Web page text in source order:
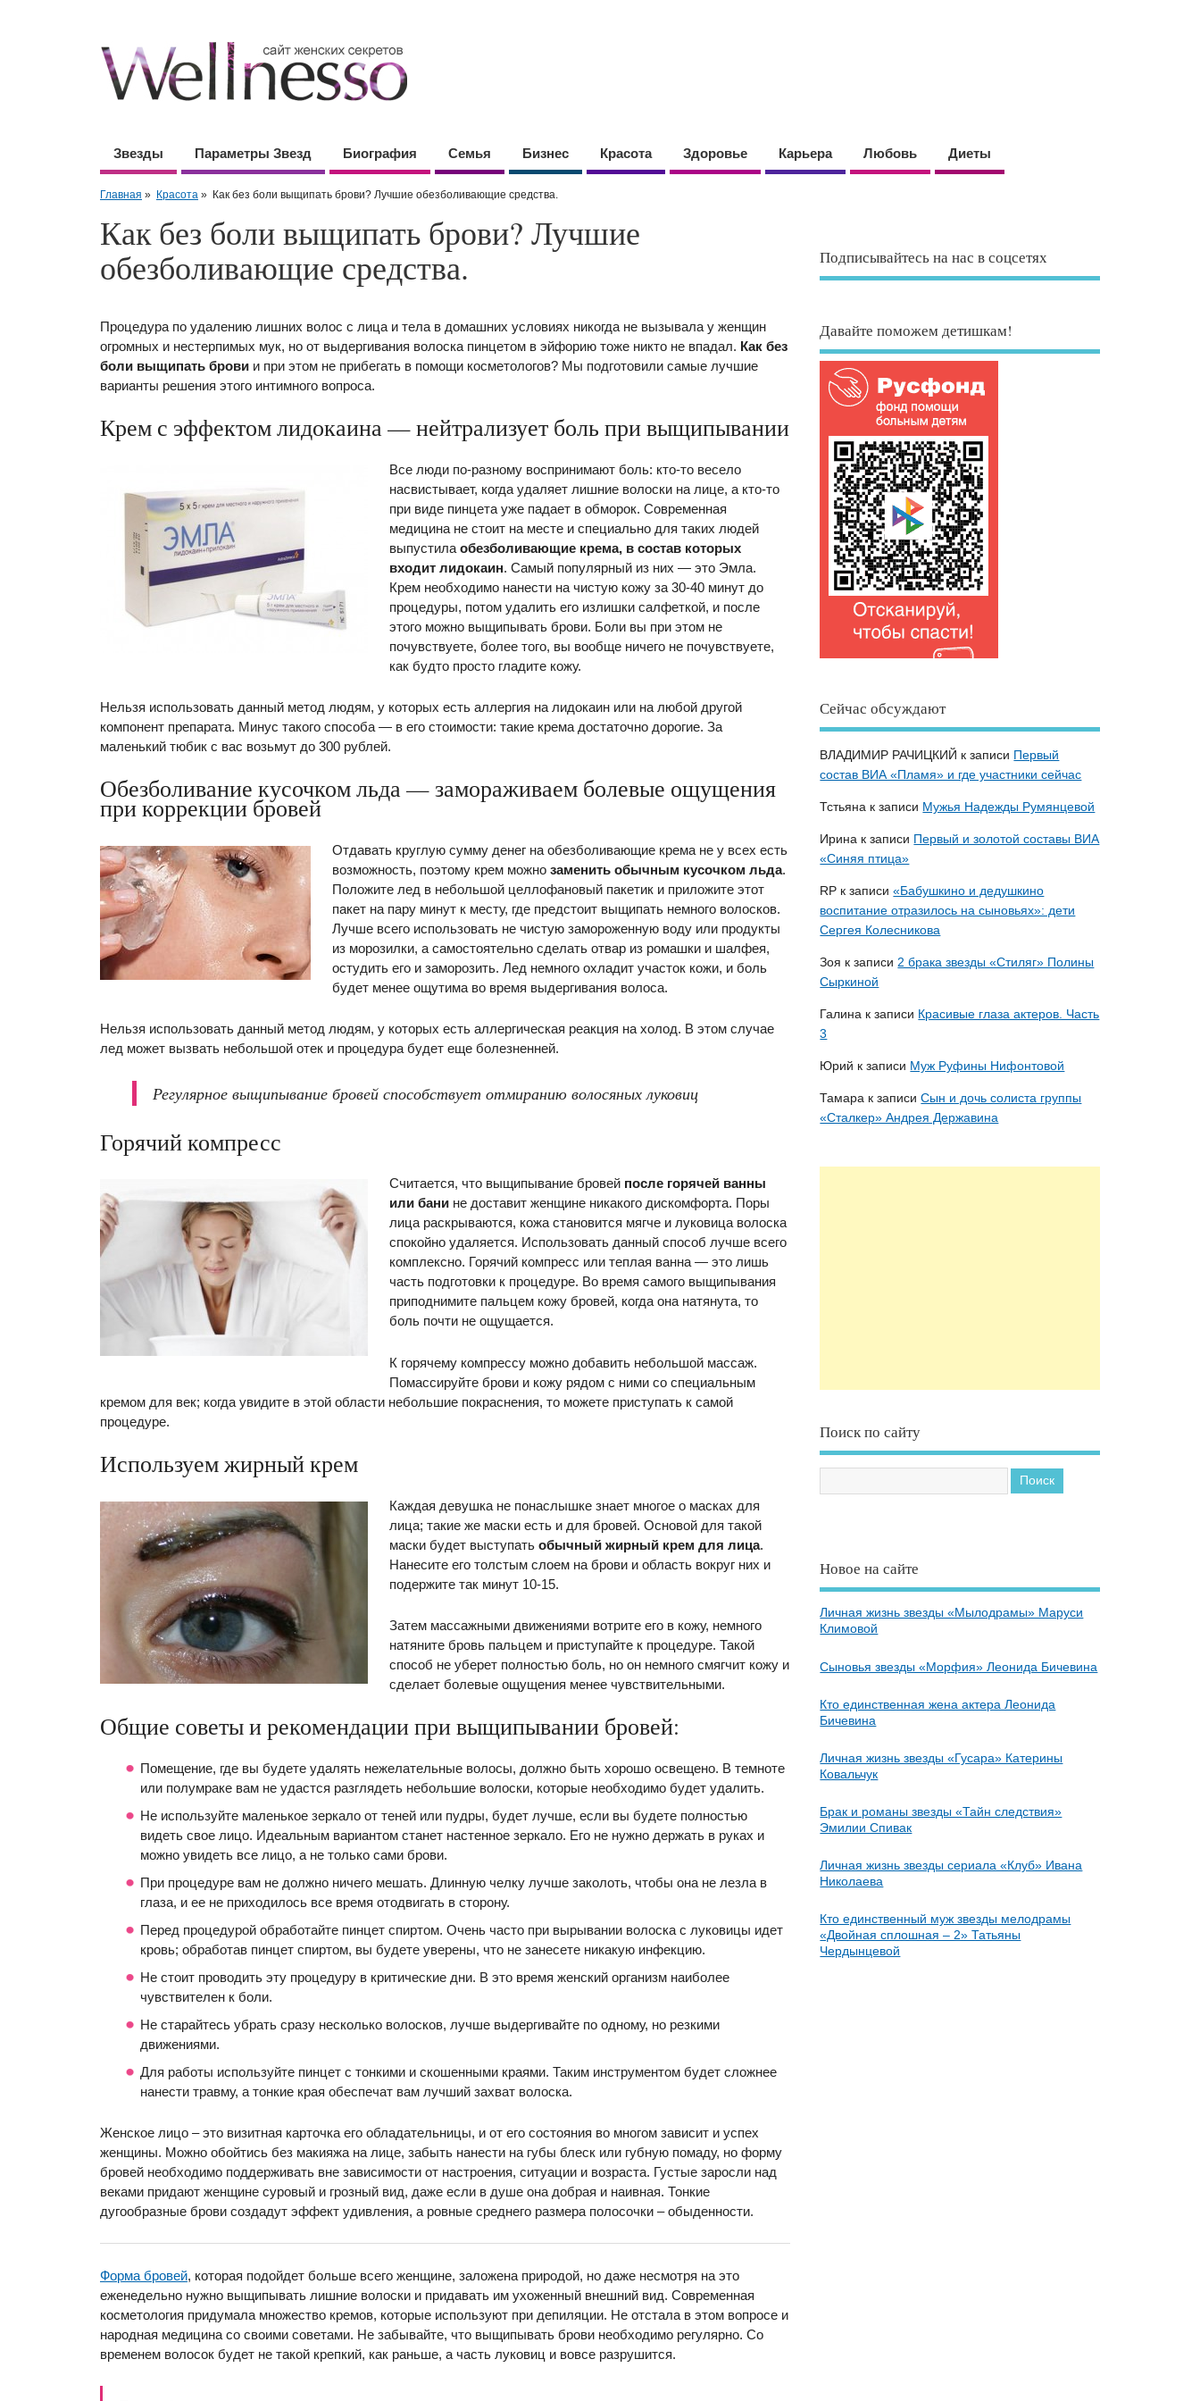
Звезды Параметры Звезд Биография Семья Бизнес Красота Здоровье Карьера Любовь Диеты
Главная » Красота » Как без боли выщипать брови? Лучшие обезболивающие средства.
Как без боли выщипать брови? Лучшие
обезболивающие средства.
Процедура по удалению лишних волос с лица и тела в домашних условиях никогда не вызывала у женщин
огромных и нестерпимых мук, но от выдергивания волоска пинцетом в эйфорию тоже никто не впадал. Как без
боли выщипать брови и при этом не прибегать в помощи косметологов? Мы подготовили самые лучшие
варианты решения этого интимного вопроса.
Крем с эффектом лидокаина — нейтрализует боль при выщипывании
Все люди по-разному воспринимают боль: кто-то весело
насвистывает, когда удаляет лишние волоски на лице, а кто-то
при виде пинцета уже падает в обморок. Современная
медицина не стоит на месте и специально для таких людей
выпустилаобезболивающие крема, в состав которых
входит лидокаин. Самый популярный из них — это Эмла.
Крем необходимо нанести на чистую кожу за 30-40 минут до
процедуры, потом удалить его излишки салфеткой, и после
этого можно выщипывать брови. Боли вы при этом не
почувствуете, более того, вы вообще ничего не почувствуете,
как будто просто гладите кожу.
Нельзя использовать данный метод людям, у которых есть аллергия на лидокаин или на любой другой
компонент препарата. Минус такого способа — в его стоимости: такие крема достаточно дорогие. За
маленький тюбик с вас возьмут до 300 рублей.
Обезболивание кусочком льда — замораживаем болевые ощущения
при коррекции бровей
Отдавать круглую сумму денег на обезболивающие крема не у всех есть
возможность, поэтому крем можнозаменить обычным кусочком льда.
Положите лед в небольшой целлофановый пакетик и приложите этот
пакет на пару минут к месту, где предстоит выщипать немного волосков.
Лучше всего использовать не чистую замороженную воду или продукты
из морозилки, а самостоятельно сделать отвар из ромашки и шалфея,
остудить его и заморозить. Лед немного охладит участок кожи, и боль
будет менее ощутима во время выдергивания волоса.
Нельзя использовать данный метод людям, у которых есть аллергическая реакция на холод. В этом случае
лед может вызвать небольшой отек и процедура будет еще болезненней.
Регулярное выщипывание бровей способствует отмиранию волосяных луковиц
Горячий компресс
Считается, что выщипывание бровей после горячей ванны
или бани не доставит женщине никакого дискомфорта. Поры
лица раскрываются, кожа становится мягче и луковица волоска
спокойно удаляется. Использовать данный способ лучше всего
комплексно. Горячий компресс или теплая ванна — это лишь
часть подготовки к процедуре. Во время самого выщипывания
приподнимите пальцем кожу бровей, когда она натянута, то
боль почти не ощущается.
К горячему компрессу можно добавить небольшой массаж.
Помассируйте брови и кожу рядом с ними со специальным
кремом для век; когда увидите в этой области небольшие покраснения, то можете приступать к самой
процедуре.
Используем жирный крем
Каждая девушка не понаслышке знает многое о масках для
лица; такие же маски есть и для бровей. Основой для такой
маски будет выступатьобычный жирный крем для лица.
Нанесите его толстым слоем на брови и область вокруг них и
подержите так минут 10-15.
Затем массажными движениями вотрите его в кожу, немного
натяните бровь пальцем и приступайте к процедуре. Такой
способ не уберет полностью боль, но он немного смягчит кожу и
сделает болевые ощущения менее чувствительными.
Общие советы и рекомендации при выщипывании бровей:
Помещение, где вы будете удалять нежелательные волосы, должно быть хорошо освещено. В темноте
или полумраке вам не удастся разглядеть небольшие волоски, которые необходимо будет удалить.
Не используйте маленькое зеркало от теней или пудры, будет лучше, если вы будете полностью
видеть свое лицо. Идеальным вариантом станет настенное зеркало. Его не нужно держать в руках и
можно увидеть все лицо, а не только сами брови.
При процедуре вам не должно ничего мешать. Длинную челку лучше заколоть, чтобы она не лезла в
глаза, и ее не приходилось все время отодвигать в сторону.
Перед процедурой обработайте пинцет спиртом. Очень часто при вырывании волоска с луковицы идет
кровь; обработав пинцет спиртом, вы будете уверены, что не занесете никакую инфекцию.
Не стоит проводить эту процедуру в критические дни. В это время женский организм наиболее
чувствителен к боли.
Не старайтесь убрать сразу несколько волосков, лучше выдергивайте по одному, но резкими
движениями.
Для работы используйте пинцет с тонкими и скошенными краями. Таким инструментом будет сложнее
нанести травму, а тонкие края обеспечат вам лучший захват волоска.
Женское лицо – это визитная карточка его обладательницы, и от его состояния во многом зависит и успех
женщины. Можно обойтись без макияжа на лице, забыть нанести на губы блеск или губную помаду, но форму
бровей необходимо поддерживать вне зависимости от настроения, ситуации и возраста. Густые заросли над
веками придают женщине суровый и грозный вид, даже если в душе она добрая и наивная. Тонкие
дугообразные брови создадут эффект удивления, а ровные среднего размера полосочки – обыденности.
Форма бровей, которая подойдет больше всего женщине, заложена природой, но даже несмотря на это
еженедельно нужно выщипывать лишние волоски и придавать им ухоженный внешний вид. Современная
косметология придумала множество кремов, которые используют при депиляции. Не отстала в этом вопросе и
народная медицина со своими советами. Не забывайте, что выщипывать брови необходимо регулярно. Со
временем волосок будет не такой крепкий, как раньше, а часть луковиц и вовсе разрушится.
Подписывайтесь на нас в соцсетях
Давайте поможем детишкам!
Сейчас обсуждают
ВЛАДИМИР РАЧИЦКИЙ к записи Первый
состав ВИА «Пламя» и где участники сейчас
Тстьяна к записи Мужья Надежды Румянцевой
Ирина к записи Первый и золотой составы ВИА
«Синяя птица»
RP к записи«Бабушкино и дедушкино
воспитание отразилось на сыновьях»: дети
Сергея Колесникова
Зоя к записи 2 брака звезды «Стиляг» Полины
Сыркиной
Галина к записи Красивые глаза актеров. Часть
3
Юрий к записи Муж Руфины Нифонтовой
Тамара к записиСын и дочь солиста группы
«Сталкер» Андрея Державина
Поиск по сайту
Новое на сайте
Личная жизнь звезды «Мылодрамы» Маруси
Климовой
Сыновья звезды «Морфия» Леонида Бичевина
Кто единственная жена актера Леонида
Бичевина
Личная жизнь звезды «Гусара» Катерины
Ковальчук
Брак и романы звезды «Тайн следствия»
Эмилии Спивак
Личная жизнь звезды сериала «Клуб» Ивана
Николаева
Кто единственный муж звезды мелодрамы
«Двойная сплошная – 2» Татьяны
Чердынцевой